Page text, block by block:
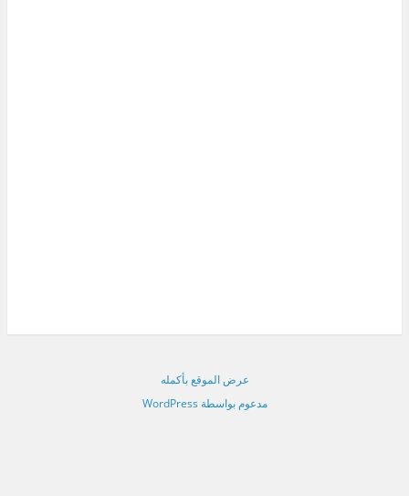
عرض الموقع بأكمله
مدعوم بواسطة WordPress